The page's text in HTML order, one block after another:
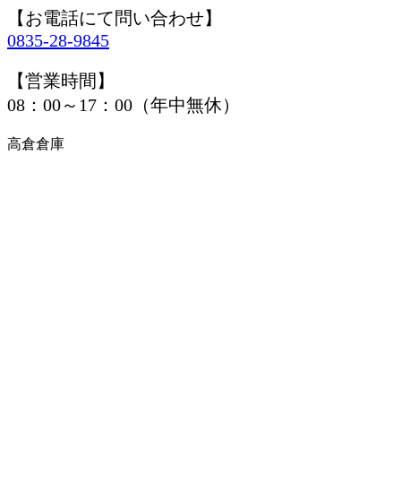
【お電話にて問い合わせ】
0835-28-9845
【営業時間】
08：00～17：00（年中無休）
高倉倉庫